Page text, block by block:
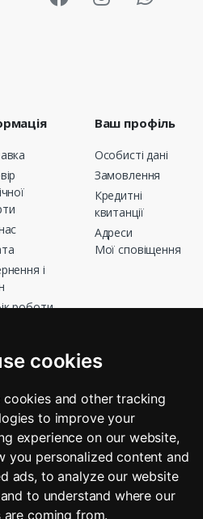
cookies
cookies and other tracking
to improve your
experience on our website,
you personalized content and
ads, to analyze our website
to understand where our
are coming from.
і
роботи
Ваш профіль
Особисті дані
Замовлення
Кредитні
квитанції
Адреси
Мої сповіщення
rights Reserved
КНОПКА